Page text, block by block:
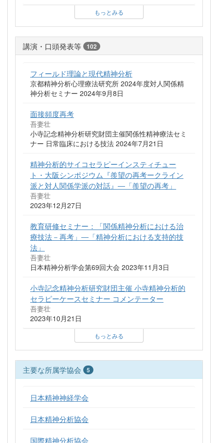
もっとみる
講演・口頭発表等 102
フィールド理論と現代精神分析
京都精神分析心理療法研究所 2024年度対人関係精
神分析セミナー 2024年9月8日
面接頻度再考
吾妻壮
小寺記念精神分析研究財団主催関係性精神療法セミ
ナー 日常臨床における技法 2024年7月21日
精神分析的サイコセラピーインスティチュー
ト・大阪シンポジウム『羨望の再考ークライン
派と対人関係学派の対話』―「羨望の再考」
吾妻壮
2023年12月27日
教育研修セミナー：「関係精神分析における治
療技法－再考」―「精神分析における支持的技
法」
吾妻壮
日本精神分析学会第69回大会 2023年11月3日
小寺記念精神分析研究財団主催 小寺精神分析的
セラピーケースセミナー コメンテーター
吾妻壮
2023年10月21日
もっとみる
主要な所属学協会 5
日本精神神経学会
日本精神分析協会
国際精神分析協会